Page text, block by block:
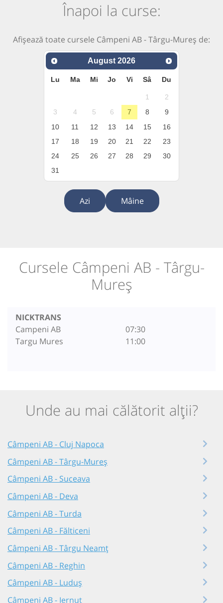
Înapoi la curse:
Afișează toate cursele Câmpeni AB - Târgu-Mureș de:
August 2026
Lu Ma Mi Jo Vi Sâ Du
1
2
3
4 5 6 7 8
9
10
11 12 13 14 15
16
17
18 19 20 21 22
23
24
25 26 27 28 29
30
31
Azi Mâine
Cursele Câmpeni AB - Târgu-
Mureș
NICKTRANS
Campeni AB
Targu Mures
07:30
11:00
Unde au mai călătorit alții?
Câmpeni AB - Cluj Napoca
Câmpeni AB - Târgu-Mureș
Câmpeni AB - Suceava
Câmpeni AB - Deva
Câmpeni AB - Turda
Câmpeni AB - Fălticeni
Câmpeni AB - Târgu Neamț
Câmpeni AB - Reghin
Câmpeni AB - Luduș
Câmpeni AB - Iernut